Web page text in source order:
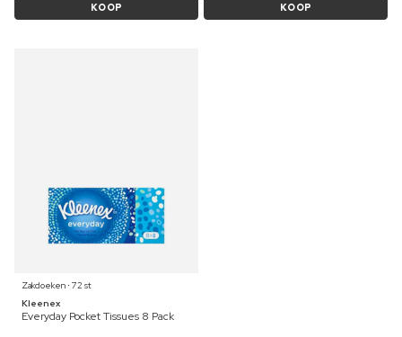
KOOP KOOP
Zakdoeken ⋅ 72 st
Kleenex
Everyday Pocket Tissues 8 Pack